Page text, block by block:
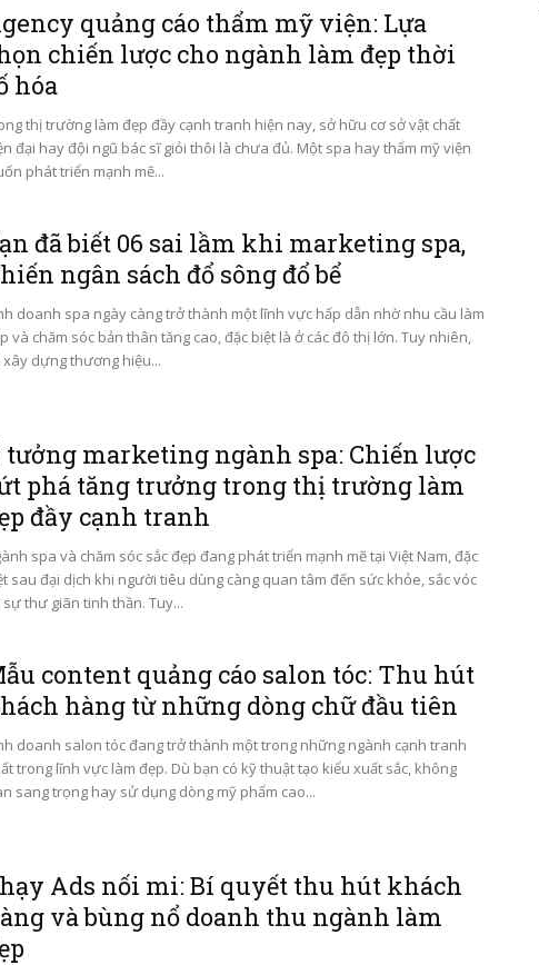
quảng cáo thẩm mỹ viện: Lựa
chiến lược cho ngành làm đẹp thời
hóa
thị trường làm đẹp đầy cạnh tranh hiện nay, sở hữu cơ sở vật chất
đại hay đội ngũ bác sĩ giỏi thôi là chưa đủ. Một spa hay thẩm mỹ viện
phát triển mạnh mẽ...
đã biết 06 sai lầm khi marketing spa,
ngân sách đổ sông đổ bể
doanh spa ngày càng trở thành một lĩnh vực hấp dẫn nhờ nhu cầu làm
và chăm sóc bản thân tăng cao, đặc biệt là ở các đô thị lớn. Tuy nhiên,
xây dựng thương hiệu...
tưởng marketing ngành spa: Chiến lược
phá tăng trưởng trong thị trường làm
đầy cạnh tranh
spa và chăm sóc sắc đẹp đang phát triển mạnh mẽ tại Việt Nam, đặc
sau đại dịch khi người tiêu dùng càng quan tâm đến sức khỏe, sắc vóc
thư giãn tinh thần. Tuy...
content quảng cáo salon tóc: Thu hút
hàng từ những dòng chữ đầu tiên
doanh salon tóc đang trở thành một trong những ngành cạnh tranh
trong lĩnh vực làm đẹp. Dù bạn có kỹ thuật tạo kiểu xuất sắc, không
sang trọng hay sử dụng dòng mỹ phẩm cao...
Ads nối mi: Bí quyết thu hút khách
và bùng nổ doanh thu ngành làm